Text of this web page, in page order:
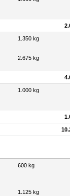
1.350 kg
2.675 kg
1.000 kg
600 kg
1.125 kg